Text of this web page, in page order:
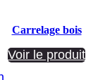
Carrelage bois
Voir le produit